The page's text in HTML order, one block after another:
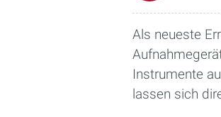
Als neueste
Instrumente
lassen sich